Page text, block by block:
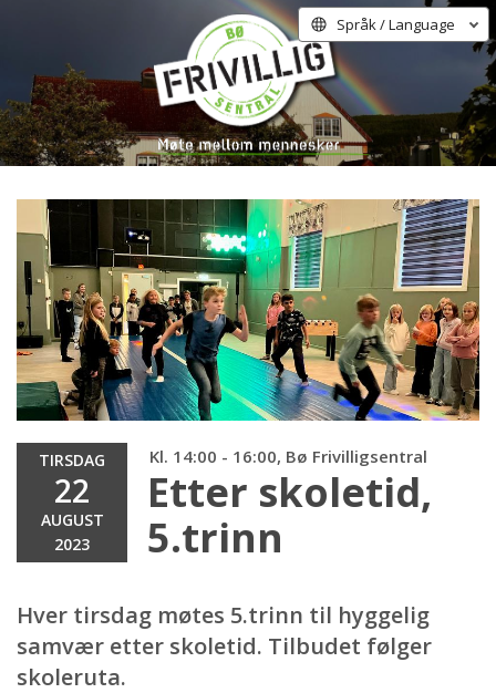
Språk / Language
TIRSDAG
22
AUGUST
2023
Kl. 14:00 - 16:00, Bø Frivilligsentral
Etter skoletid,
5.trinn
Hver tirsdag møtes 5.trinn til hyggelig
samvær etter skoletid. Tilbudet følger
skoleruta.